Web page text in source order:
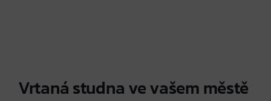
Vrtaná studna ve vašem městě